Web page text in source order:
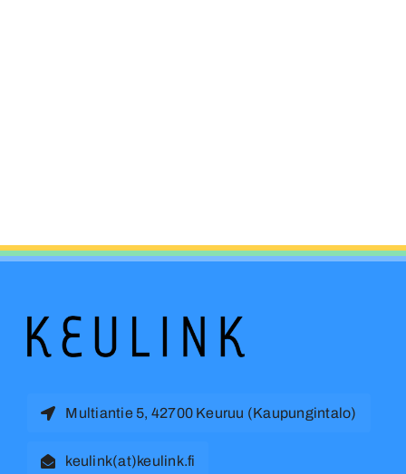
Multiantie 5, 42700 Keuruu (Kaupungintalo)
keulink(at)keulink.fi